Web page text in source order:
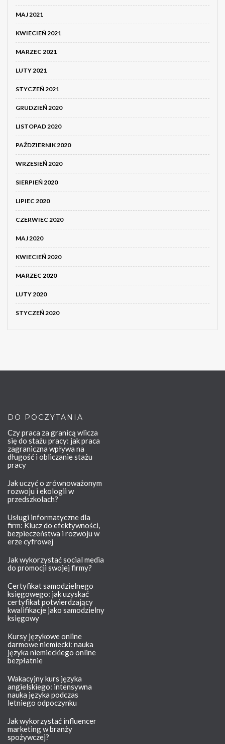
MAJ 2021
KWIECIEŃ 2021
MARZEC 2021
LUTY 2021
STYCZEŃ 2021
GRUDZIEŃ 2020
LISTOPAD 2020
PAŹDZIERNIK 2020
WRZESIEŃ 2020
SIERPIEŃ 2020
LIPIEC 2020
CZERWIEC 2020
MAJ 2020
KWIECIEŃ 2020
MARZEC 2020
LUTY 2020
STYCZEŃ 2020
DO POCZYTANIA
Czy praca za granicą wlicza
się do stażu pracy: jak praca
zagraniczna wpływa na
długość i obliczanie stażu
pracy
Jak uczyć o zrównoważonym
rozwoju i ekologii w
przedszkolach?
Usługi informatyczne dla
firm: Klucz do efektywności,
bezpieczeństwa i rozwoju w
erze cyfrowej
Jak wykorzystać social media
do promocji swojej firmy?
Certyfikat samodzielnego
księgowego: jak uzyskać
certyfikat potwierdzający
kwalifikacje jako samodzielny
księgowy
Kursy językowe online
darmowe niemiecki: nauka
języka niemieckiego online
bezpłatnie
Wakacyjny kurs języka
angielskiego: intensywna
nauka języka podczas
letniego odpoczynku
Jak wykorzystać influencer
marketing w branży
spożywczej?